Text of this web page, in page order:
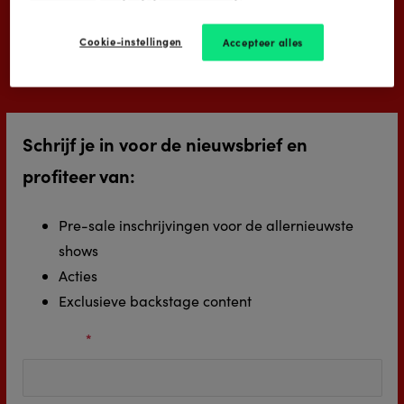
mag missen.
Speelperiode:
Oktober 2023 - Mei 2024 Beatrix Theater Utrecht
Schrijf je in voor de nieuwsbrief en
profiteer van:
Pre-sale inschrijvingen voor de allernieuwste
shows
Acties
Exclusieve backstage content
*
Accepteer alles
Cookie-instellingen